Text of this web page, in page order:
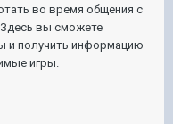
во время общения с
Здесь вы сможете
и получить информацию
игры.